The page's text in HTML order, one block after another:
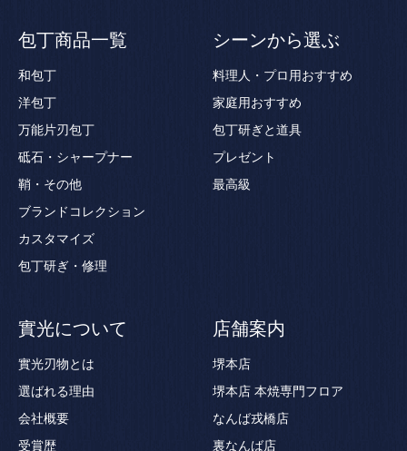
包丁商品一覧
和包丁
洋包丁
万能片刃包丁
砥石・シャープナー
鞘・その他
ブランドコレクション
カスタマイズ
包丁研ぎ・修理
シーンから選ぶ
料理人・プロ用おすすめ
家庭用おすすめ
包丁研ぎと道具
プレゼント
最高級
實光について
實光刃物とは
選ばれる理由
会社概要
受賞歴
店舗案内
堺本店
堺本店 本焼専門フロア
なんば戎橋店
裏なんば店